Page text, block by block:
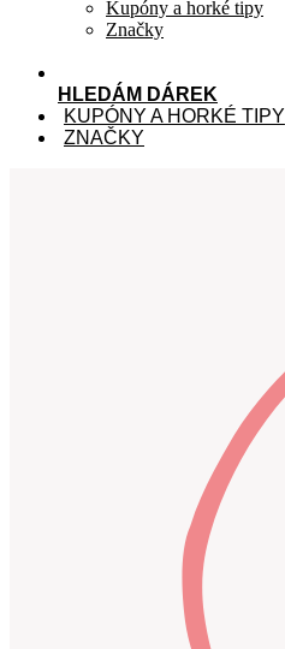
Kupóny a horké tipy
Značky
HLEDÁM DÁREK
KUPÓNY A HORKÉ TIPY
ZNAČKY